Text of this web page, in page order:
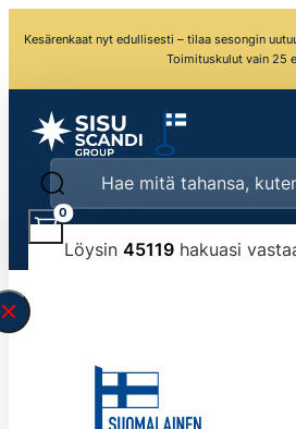
Kesärenkaat nyt edullisesti – tilaa sesongin
Toimituskulut vain 25
Löysin 45119hakuasi
typed the search query
tmlmvi","meta_query":
0